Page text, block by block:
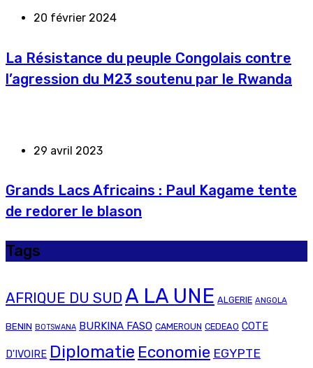
20 février 2024
La Résistance du peuple Congolais contre
l’agression du M23 soutenu par le Rwanda
29 avril 2023
Grands Lacs Africains : Paul Kagame tente
de redorer le blason
Tags
AFRIQUE DU SUD A LA UNE ALGERIE ANGOLA
BENIN BOTSWANA BURKINA FASO CAMEROUN CEDEAO COTE
D'IVOIRE Diplomatie Economie EGYPTE